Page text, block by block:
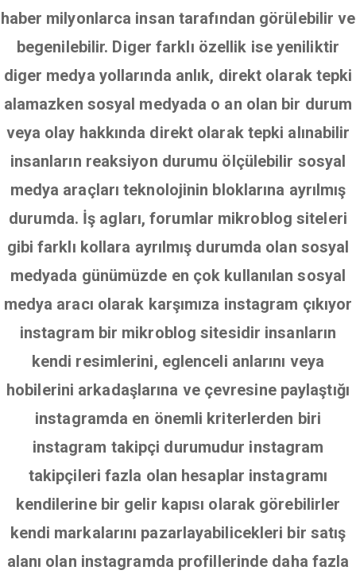
haber milyonlarca insan tarafından görülebilir ve
begenilebilir. Diger farklı özellik ise yeniliktir
diger medya yollarında anlık, direkt olarak tepki
alamazken sosyal medyada o an olan bir durum
veya olay hakkında direkt olarak tepki alınabilir
insanların reaksiyon durumu ölçülebilir sosyal
medya araçları teknolojinin bloklarına ayrılmış
durumda. İş agları, forumlar mikroblog siteleri
gibi farklı kollara ayrılmış durumda olan sosyal
medyada günümüzde en çok kullanılan sosyal
medya aracı olarak karşımıza instagram çıkıyor
instagram bir mikroblog sitesidir insanların
kendi resimlerini, eglenceli anlarını veya
hobilerini arkadaşlarına ve çevresine paylaştığı
instagramda en önemli kriterlerden biri
instagram takipçi durumudur instagram
takipçileri fazla olan hesaplar instagramı
kendilerine bir gelir kapısı olarak görebilirler
kendi markalarını pazarlayabilicekleri bir satış
alanı olan instagramda profillerinde daha fazla